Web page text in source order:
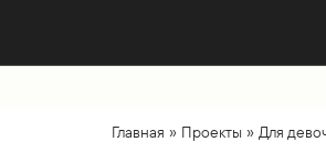
Главная » Проекты » Для